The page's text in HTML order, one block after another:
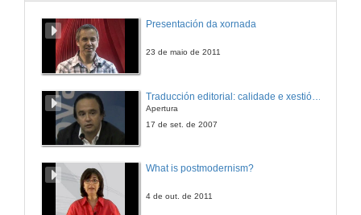
O contrabando no Minho
IES de Tomiño
IES Pedras Rubias. Salceda de Caselas
Presentación da xornada
23 de maio de 2011
Apertura
17 de set. de 2007
What is postmodernism?
4 de out. de 2011